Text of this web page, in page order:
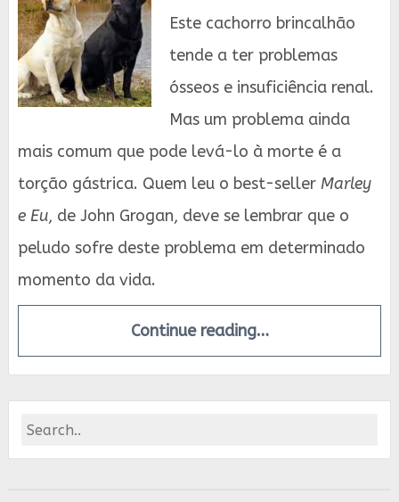
Este cachorro brincalhão
tende a ter problemas
ósseos e insuficiência renal.
Mas um problema ainda
mais comum que pode levá-lo à morte é a
torção gástrica. Quem leu o best-seller Marley
e Eu, de John Grogan, deve se lembrar que o
peludo sofre deste problema em determinado
momento da vida.
Continue reading…